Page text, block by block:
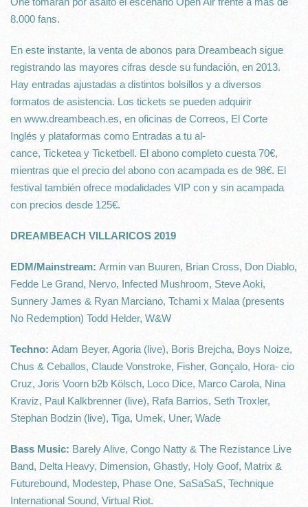
8.000 fans.
En este instante, la venta de abonos para Dreambeach sigue
registrando las mayores cifras desde su fundación, en 2013.
Hay entradas ajustadas a distintos bolsillos y a diversos
formatos de asistencia. Los tickets se pueden adquirir
en www.dreambeach.es, en oficinas de Correos, El Corte
Inglés y plataformas como Entradas a tu al-
cance, Ticketea y Ticketbell. El abono completo cuesta 70€,
mientras que el precio del abono con acampada es de 98€. El
festival también ofrece modalidades VIP con y sin acampada
con precios desde 125€.
DREAMBEACH VILLARICOS 2019
EDM/Mainstream: Armin van Buuren, Brian Cross, Don Diablo,
Fedde Le Grand, Nervo, Infected Mushroom, Steve Aoki,
Sunnery James & Ryan Marciano, Tchami x Malaa (presents
No Redemption) Todd Helder, W&W
Techno: Adam Beyer, Agoria (live), Boris Brejcha, Boys Noize,
Chus & Ceballos, Claude Vonstroke, Fisher, Gonçalo, Hora- cio
Cruz, Joris Voorn b2b Kölsch, Loco Dice, Marco Carola, Nina
Kraviz, Paul Kalkbrenner (live), Rafa Barrios, Seth Troxler,
Stephan Bodzin (live), Tiga, Umek, Uner, Wade
Bass Music: Barely Alive, Congo Natty & The Rezistance Live
Band, Delta Heavy, Dimension, Ghastly, Holy Goof, Matrix &
Futurebound, Modestep, Phase One, SaSaSaS, Technique
International Sound, Virtual Riot.